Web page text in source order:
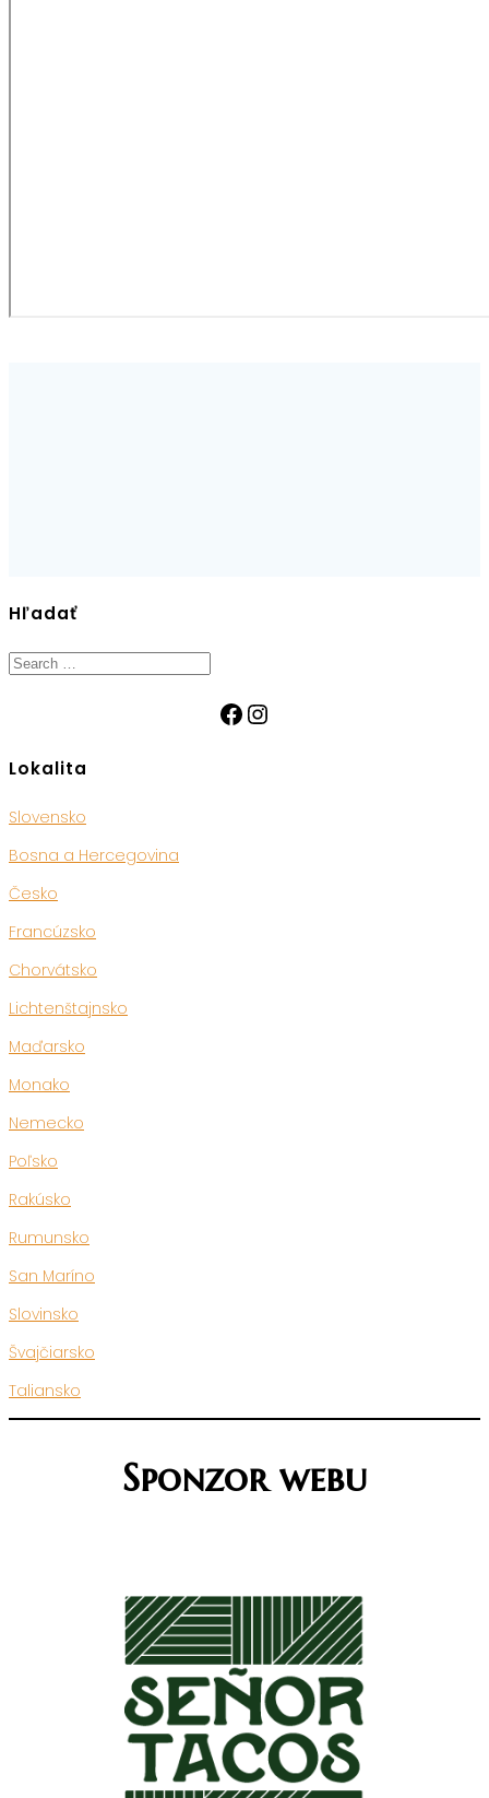
Hľadať
Search
Facebook
Instagram
Lokalita
Slovensko
Bosna a Hercegovina
Česko
Francúzsko
Chorvátsko
Lichtenštajnsko
Maďarsko
Monako
Nemecko
Poľsko
Rakúsko
Rumunsko
San Maríno
Slovinsko
Švajčiarsko
Taliansko
Sponzor webu